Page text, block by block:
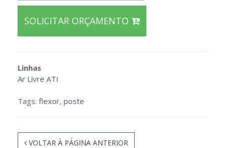
SOLICITAR ORÇAMENTO
Linhas
Ar Livre ATI
Tags: flexor, poste
VOLTAR À PÁGINA ANTERIOR